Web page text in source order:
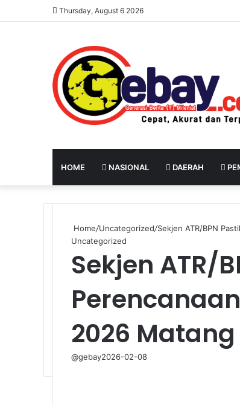
Thursday, August 6 2026
HOME NASIONAL DAERAH
Home/Uncategorized/Sekjen ATR/BPN
Uncategorized
Sekjen ATR/
2026
@gebay2026-02-08